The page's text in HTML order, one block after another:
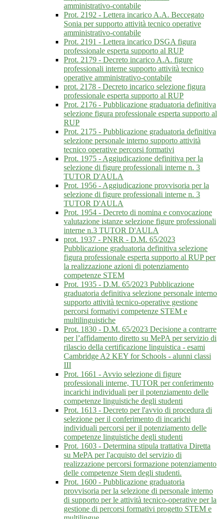
amministrativo-contabile
Prot. 2192 - Lettera incarico A.A. Beccegato
Sonia per supporto attività tecnico operative
amministrativo-contabile
Prot. 2191 - Lettera incarico DSGA figura
professionale esperta supporto al RUP
Prot. 2179 - Decreto incarico A.A. figure
professionali interne supporto attività tecnico
operative amministrativo-contabile
prot. 2178 - Decreto incarico selezione figura
professionale esperta supporto al RUP
Prot. 2176 - Pubblicazione graduatoria definitiva
selezione figura professionale esperta supporto al
RUP
Prot. 2175 - Pubblicazione graduatoria definitiva
selezione personale interno supporto attività
tecnico operative percorsi formativi
Prot. 1975 - Aggiudicazione definitiva per la
selezione di figure professionali interne n. 3
TUTOR D'AULA
Prot. 1956 - Aggiudicazione provvisoria per la
selezione di figure professionali interne n. 3
TUTOR D'AULA
Prot. 1954 - Decreto di nomina e convocazione
valutazione istanze selezione figure professionali
interne n.3 TUTOR D'AULA
prot. 1937 - PNRR - D.M. 65/2023
Pubblicazione graduatoria definitiva selezione
figura professionale esperta supporto al RUP per
la realizzazione azioni di potenziamento
competenze STEM
Prot. 1935 - D.M. 65/2023 Pubblicazione
graduatoria definitiva selezione personale interno
supporto attività tecnico-operative gestione
percorsi formativi competenze STEM e
multilinguistiche
Prot. 1830 - D.M. 65/2023 Decisione a contrarre
per l’affidamento diretto su MePA per servizio di
rilascio della certificazione linguistica - esami
Cambridge A2 KEY for Schools - alunni classi
III
Prot. 1661 - Avvio selezione di figure
professionali interne, TUTOR per conferimento
incarichi individuali per il potenziamento delle
competenze linguistiche degli studenti
Prot. 1613 - Decreto per l'avvio di procedura di
selezione per il conferimento di incarichi
individuali percorsi per il potenziamento delle
competenze linguistiche degli studenti
Prot. 1603 - Determina stipula trattativa Diretta
su MePA per l'acquisto del servizio di
realizzazione percorsi formazione potenziamento
delle competenze Stem degli studenti.
Prot. 1600 - Pubblicazione graduatoria
provvisoria per la selezione di personale interno
di supporto per le attività tecnico-operative per la
gestione di percorsi formativi progetto STEM e